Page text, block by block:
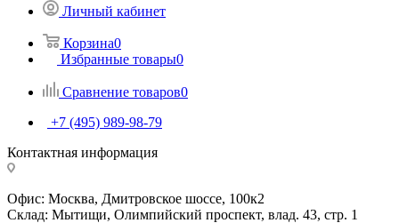
Личный кабинет
Корзина0
Избранные товары0
Сравнение товаров0
+7 (495) 989-98-79
Контактная информация
Офис: Москва, Дмитровское шоссе, 100к2
Склад: Мытищи, Олимпийский проспект, влад. 43, стр. 1